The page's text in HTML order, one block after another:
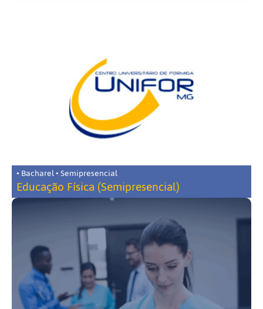
• Bacharel • Semipresencial
Educação Física (Semipresencial)